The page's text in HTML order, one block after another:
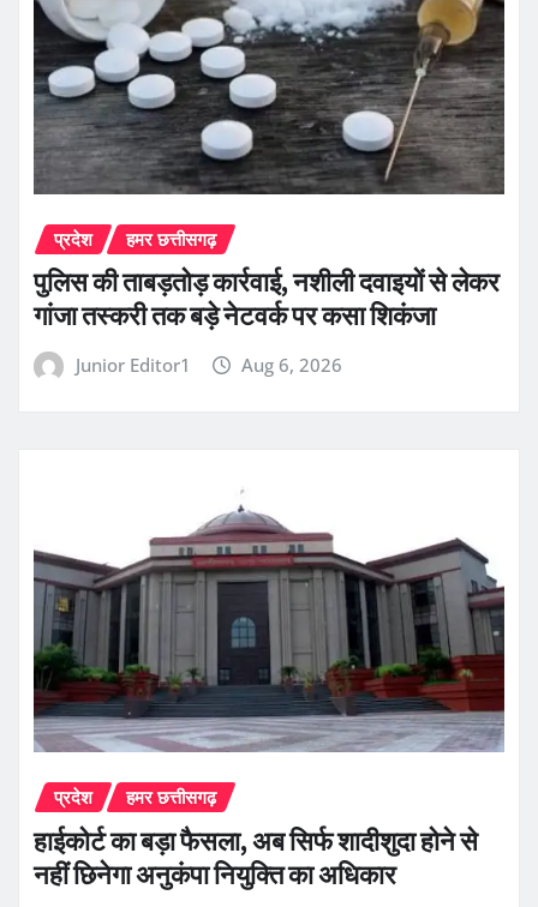
प्रदेश हमर छत्तीसगढ़
पुलिस की ताबड़तोड़ कार्रवाई, नशीली दवाइयों से लेकर
गांजा तस्करी तक बड़े नेटवर्क पर कसा शिकंजा
Junior Editor1 Aug 6, 2026
प्रदेश हमर छत्तीसगढ़
हाईकोर्ट का बड़ा फैसला, अब सिर्फ शादीशुदा होने से
नहीं छिनेगा अनुकंपा नियुक्ति का अधिकार